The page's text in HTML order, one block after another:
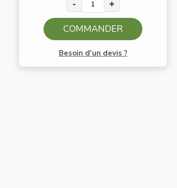
- +
COMMANDER
Besoin d'un devis ?